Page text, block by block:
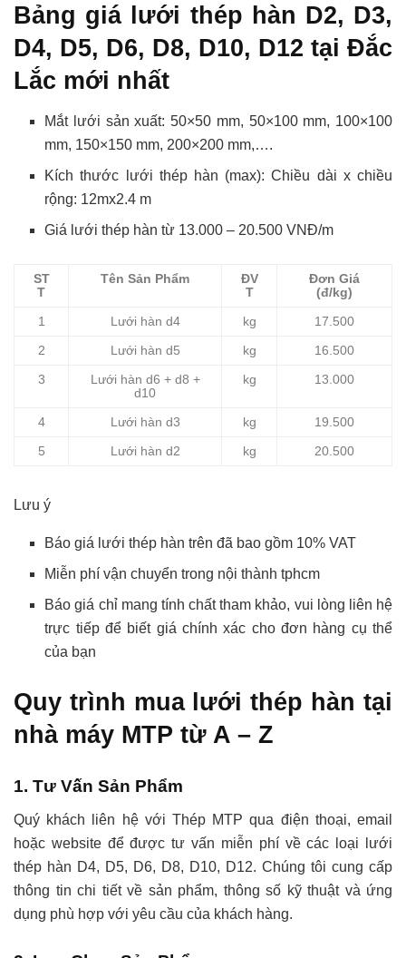
Bảng giá lưới thép hàn D2, D3,
D4, D5, D6, D8, D10, D12 tại Đắc
Lắc mới nhất
Mắt lưới sản xuất: 50×50 mm, 50×100 mm, 100×100
mm, 150×150 mm, 200×200 mm,….
Kích thước lưới thép hàn (max): Chiều dài x chiều
rộng: 12mx2.4 m
Giá lưới thép hàn từ 13.000 – 20.500 VNĐ/m
ST
T
Tên Sản Phẩm
ĐV
T
Đơn Giá
(đ/kg)
1 Lưới hàn d4 kg 17.500
2 Lưới hàn d5 kg 16.500
3
Lưới hàn d6 + d8 +
d10
kg 13.000
4 Lưới hàn d3 kg 19.500
5 Lưới hàn d2 kg 20.500
Lưu ý
Báo giá lưới thép hàn trên đã bao gồm 10% VAT
Miễn phí vận chuyển trong nội thành tphcm
Báo giá chỉ mang tính chất tham khảo, vui lòng liên hệ
trực tiếp để biết giá chính xác cho đơn hàng cụ thể
của bạn
Quy trình mua lưới thép hàn tại
nhà máy MTP từ A – Z
1. Tư Vấn Sản Phẩm
Quý khách liên hệ với Thép MTP qua điện thoại, email
hoặc website để được tư vấn miễn phí về các loại lưới
thép hàn D4, D5, D6, D8, D10, D12. Chúng tôi cung cấp
thông tin chi tiết về sản phẩm, thông số kỹ thuật và ứng
dụng phù hợp với yêu cầu của khách hàng.